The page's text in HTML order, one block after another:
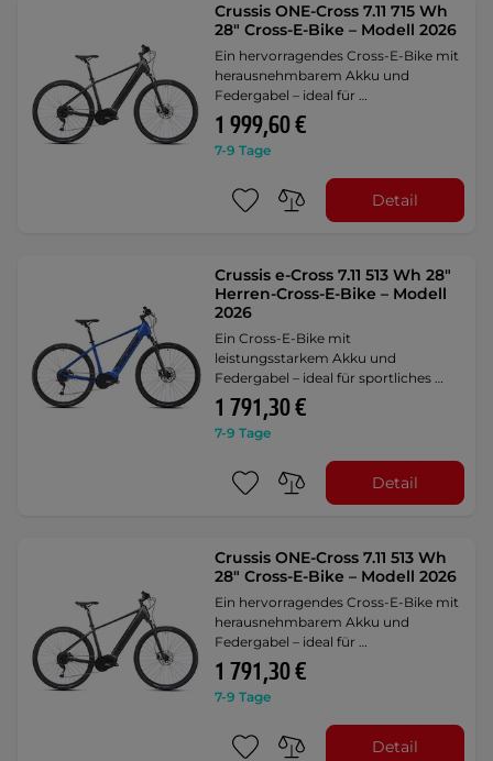
Crussis ONE-Cross 7.11 715 Wh
28" Cross-E-Bike – Modell 2026
Ein hervorragendes Cross-E-Bike mit
herausnehmbarem Akku und
Federgabel – ideal für …
1 999,60 €
7-9 Tage
Detail
Crussis e-Cross 7.11 513 Wh 28"
Herren-Cross-E-Bike – Modell
2026
Ein Cross-E-Bike mit
leistungsstarkem Akku und
Federgabel – ideal für sportliches …
1 791,30 €
7-9 Tage
Detail
Crussis ONE-Cross 7.11 513 Wh
28" Cross-E-Bike – Modell 2026
Ein hervorragendes Cross-E-Bike mit
herausnehmbarem Akku und
Federgabel – ideal für …
1 791,30 €
7-9 Tage
Detail